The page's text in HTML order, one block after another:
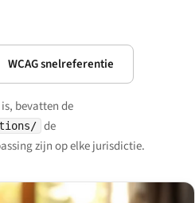
WCAG snelreferentie
bevatten de
de
zijn op elke jurisdictie.